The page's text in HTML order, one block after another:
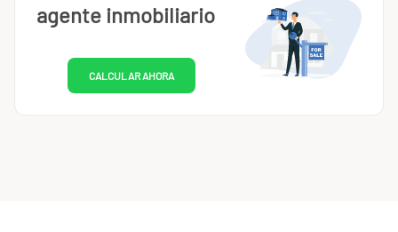
agente inmobiliario
CALCULAR AHORA